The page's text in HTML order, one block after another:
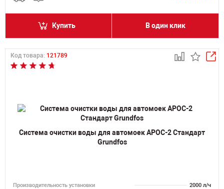
Купить В один клик
Код товара: 121789
Система очистки воды для автомоек АРОС-2 Стандарт
Grundfos
Производительность установки
2000 л/ч